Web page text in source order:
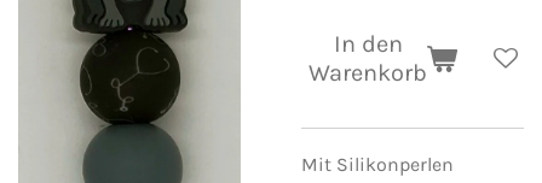
In den
Warenkorb
Mit Silikonperlen